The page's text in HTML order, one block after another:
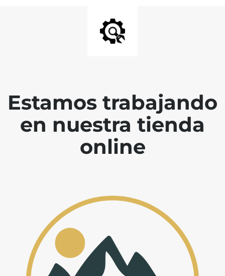
Estamos trabajando
en nuestra tienda
online